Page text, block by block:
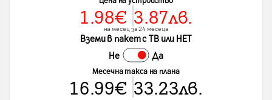
1.98€ 3.87лв.
на месец за 24 месеца
Вземи в пакет с ТВ или НЕТ
Не Да
Месечна такса на плана
16.99€ 33.23лв.